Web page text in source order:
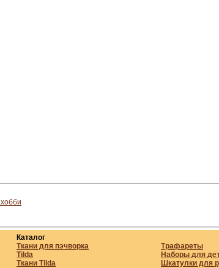
Каталог
Ткани для пэчворка
Tilda
Ткани Tilda
Трафареты
Наборы для
Шкатулки для